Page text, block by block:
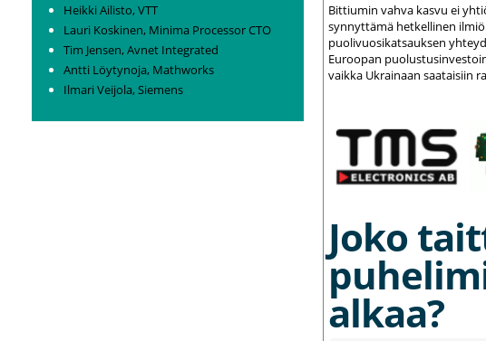
Heikki Ailisto, VTT
Lauri Koskinen, Minima Processor CTO
Tim Jensen, Avnet Integrated
Antti Löytynoja, Mathworks
Ilmari Veijola, Siemens
Bittiumin vahva kasvu ei
synnyttämä hetkellinen
puolivuosikatsauksen
Euroopan
vaikka Ukrainaan saataisiin
Joko
alkaa?